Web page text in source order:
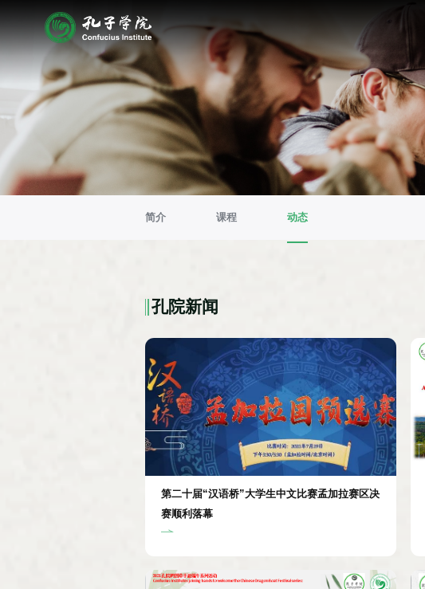
简介 课程 动态
孔院新闻
第二十届“汉语桥”大学生中文比赛孟加拉赛区决
赛顺利落幕